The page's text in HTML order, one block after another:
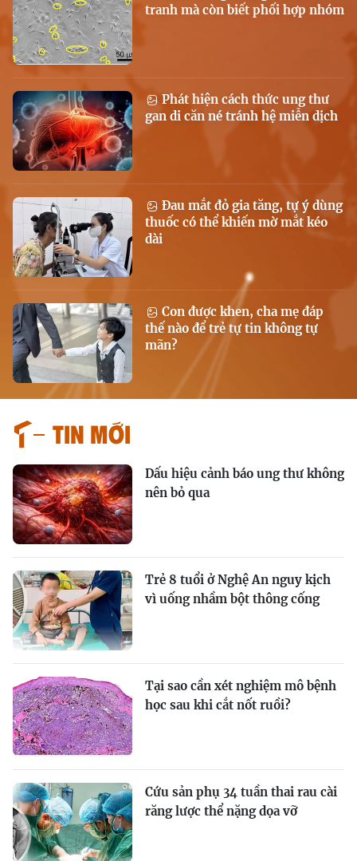
tranh mà còn biết phối hợp nhóm
Phát hiện cách thức ung thư
gan di căn né tránh hệ miễn dịch
Đau mắt đỏ gia tăng, tự ý dùng
thuốc có thể khiến mờ mắt kéo
dài
Con được khen, cha mẹ đáp
thế nào để trẻ tự tin không tự
mãn?
Tin mới
Dấu hiệu cảnh báo ung thư không
nên bỏ qua
Trẻ 8 tuổi ở Nghệ An nguy kịch
vì uống nhầm bột thông cống
Tại sao cần xét nghiệm mô bệnh
học sau khi cắt nốt ruồi?
Cứu sản phụ 34 tuần thai rau cài
răng lược thể nặng dọa vỡ